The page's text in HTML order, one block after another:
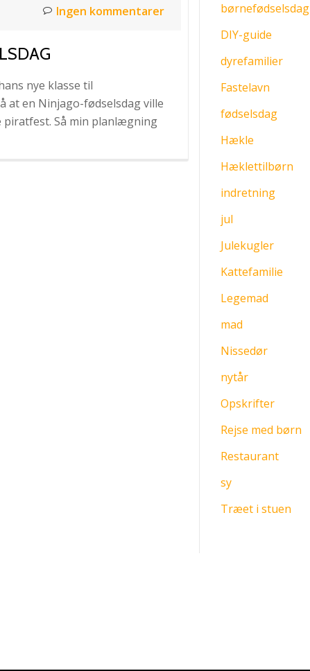
Ingen kommentarer
nye klasse til
at en Ninjago-fødselsdag ville
piratfest. Så min planlægning
børnefødselsdag
DIY-guide
dyrefamilier
Fastelavn
fødselsdag
Hækle
Hæklettilbørn
indretning
jul
Julekugler
Kattefamilie
Legemad
mad
Nissedør
nytår
Opskrifter
Rejse med børn
Restaurant
sy
Træet i stuen